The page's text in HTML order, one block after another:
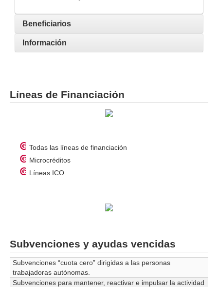
Beneficiarios
Información
Líneas de Financiación
Todas las líneas de financiación
Microcréditos
Líneas ICO
Subvenciones y ayudas vencidas
Subvenciones “cuota cero” dirigidas a las personas
trabajadoras autónomas.
Subvenciones para mantener, reactivar e impulsar la actividad